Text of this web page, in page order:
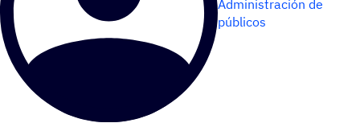
Administración de
públicos